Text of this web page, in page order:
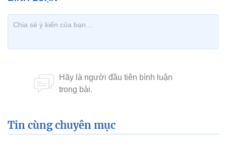
Tin cùng chuyên mục